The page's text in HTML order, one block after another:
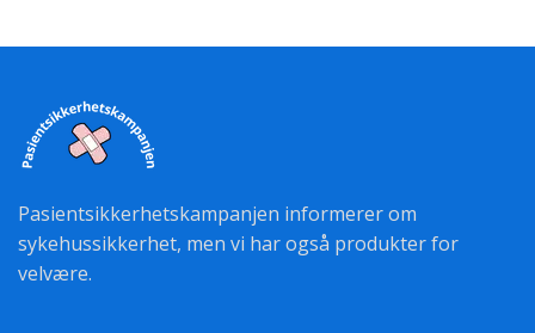
Pasientsikkerhetskampanjen informerer om
sykehussikkerhet, men vi har også produkter for
velvære.